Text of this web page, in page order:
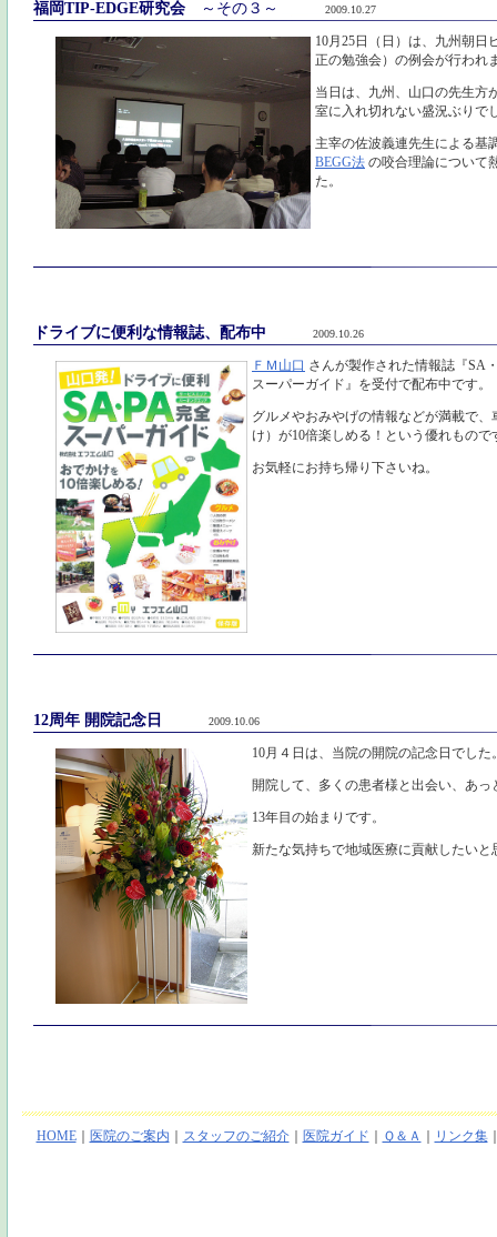
福岡TIP-EDGE研究会 ～その３～ 2009.10.27
10月25日（日）は、九州朝日
正の勉強会）の例会が行われ
当日は、九州、山口の先生方
室に入れ切れない盛況ぶりで
主宰の佐波義連先生による基
BEGG法 の咬合理論について
た。
ドライブに便利な情報誌、配布中 2009.10.26
ＦＭ山口 さんが製作された情報誌『SA
スーパーガイド』を受付で配布中です。
グルメやおみやげの情報などが満載で
け）が10倍楽しめる！という優れもので
お気軽にお持ち帰り下さいね。
12周年 開院記念日 2009.10.06
10月４日は、当院の開院の記念日でした
開院して、多くの患者様と出会い、あ
13年目の始まりです。
新たな気持ちで地域医療に貢献したいと
HOME｜ 医院のご案内 スタッフのご紹介｜ 医院ガイド Ｑ＆Ａ リンク集